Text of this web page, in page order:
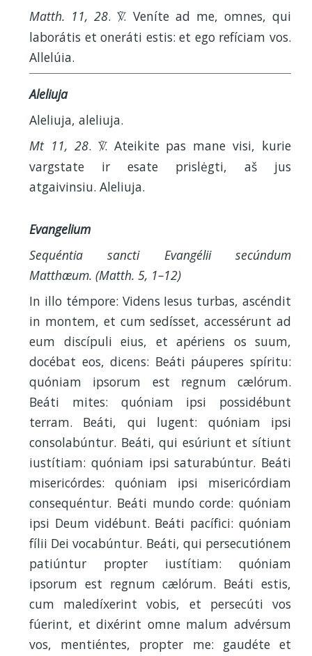
Matth. 11, 28.V. Veníte ad me, omnes, qui
laborátis et oneráti estis: et ego refíciam vos.
Allelúia.
Aleliuja
Aleliuja, aleliuja.
Mt 11, 28. V. Ateikite pas mane visi, kurie
vargstate ir esate prislėgti, aš jus
atgaivinsiu. Aleliuja.
Evangelium
Sequéntia sancti Evangélii secúndum
Matthæum. (Matth. 5, 1–12)
In illo témpore: Videns Iesus turbas, ascéndit
in montem, et cum sedísset, accessérunt ad
eum discípuli eius, et apériens os suum,
docébat eos, dicens: Beáti páuperes spíritu:
quóniam ipsorum est regnum cælórum.
Beáti mites: quóniam ipsi possidébunt
terram. Beáti, qui lugent: quóniam ipsi
consolabúntur. Beáti, qui esúriunt et sítiunt
iustítiam: quóniam ipsi saturabúntur. Beáti
misericórdes: quóniam ipsi misericórdiam
consequéntur. Beáti mundo corde: quóniam
ipsi Deum vidébunt. Beáti pacífici: quóniam
fílii Dei vocabúntur. Beáti, qui persecutiónem
patiúntur propter iustítiam: quóniam
ipsorum est regnum cælórum. Beáti estis,
cum maledíxerint vobis, et persecúti vos
fúerint, et dixérint omne malum advérsum
vos, mentiéntes, propter me: gaudéte et